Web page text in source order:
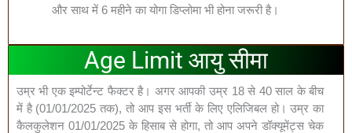
और साथ में 6 महीने का योगा डिप्लोमा भी होना जरूरी है।
Age Limit आयु सीमा
उम्र भी एक इम्पोर्टेन्ट फैक्टर है। अगर आपकी उम्र 18 से 40 साल के बीच
में है (01/01/2025 तक), तो आप इस भर्ती के लिए एलिजिबल हो। उम्र का
कैलकुलेशन 01/01/2025 के हिसाब से होगा, तो आप अपने डॉक्यूमेंट्स चेक